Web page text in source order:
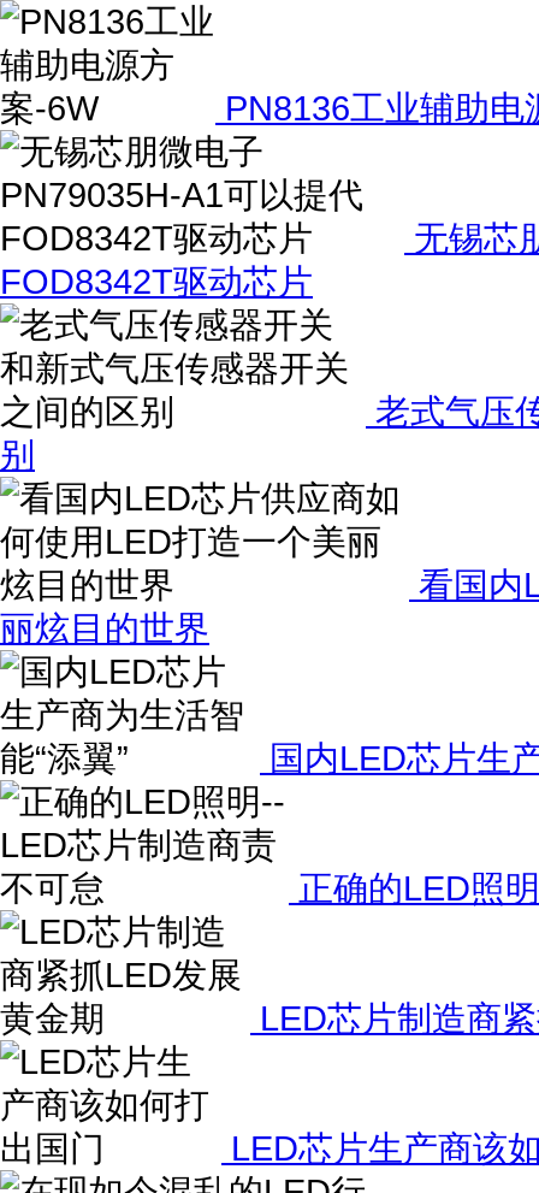
PN8136工业辅助电
无锡芯
FOD8342T驱动芯片
老式气压
别
看国内
丽炫目的世界
国内LED芯片生
正确的LED照
LED芯片制造商
LED芯片生产商该